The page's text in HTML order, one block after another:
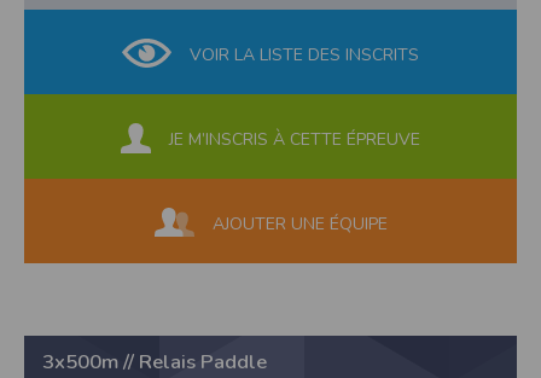
VOIR LA LISTE DES INSCRITS
JE M’INSCRIS À CETTE ÉPREUVE
AJOUTER UNE ÉQUIPE
3x500m // Relais Paddle